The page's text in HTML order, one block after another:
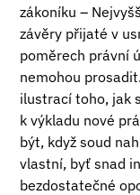
zákoníku –
závěry přijaté v
poměrech právní
nemohou
ilustrací toho, jak
k výkladu nové
být, když soud
vlastní, byť snad
bezdostatečné